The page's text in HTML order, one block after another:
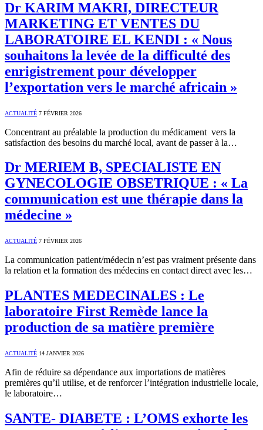
Dr KARIM MAKRI, DIRECTEUR
MARKETING ET VENTES DU
LABORATOIRE EL KENDI : « Nous
souhaitons la levée de la difficulté des
enrigistrement pour développer
l’exportation vers le marché africain »
ACTUALITÉ 7 FÉVRIER 2026
Concentrant au préalable la production du médicament vers la
satisfaction des besoins du marché local, avant de passer à la…
Dr MERIEM B, SPECIALISTE EN
GYNECOLOGIE OBSETRIQUE : « La
communication est une thérapie dans la
médecine »
ACTUALITÉ 7 FÉVRIER 2026
La communication patient/médecin n’est pas vraiment présente dans
la relation et la formation des médecins en contact direct avec les…
PLANTES MEDECINALES : Le
laboratoire First Remède lance la
production de sa matière première
ACTUALITÉ 14 JANVIER 2026
Afin de réduire sa dépendance aux importations de matières
premières qu’il utilise, et de renforcer l’intégration industrielle locale,
le laboratoire…
SANTE- DIABETE : L’OMS exhorte les